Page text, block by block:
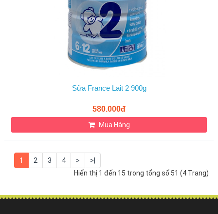
Sữa France Lait 2 900g
580.000đ
Mua Hàng
1 2 3 4 >
>|
Hiển thị 1 đến 15 trong tổng số 51 (4 Trang)